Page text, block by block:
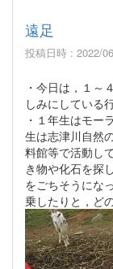
遠足
投稿日時 : 2022/
・今日は，１～
しみにしている
・１年生はモー
生は志津川自然
料館等で活動し
き物や化石を探
をごちそうにな
乗したりと，ど